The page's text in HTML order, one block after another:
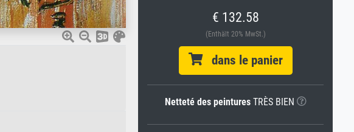
€ 132.58
(Enthält 20% MwSt.)
dans le panier
Netteté des peinturesTRÈS BIEN